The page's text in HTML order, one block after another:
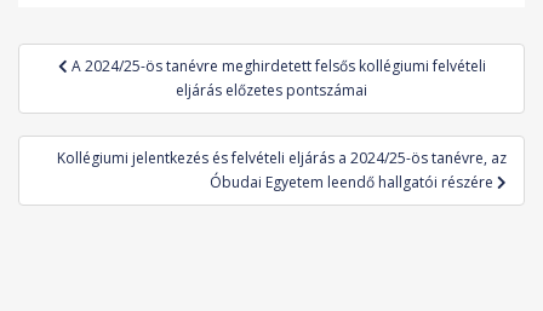
Bejegyzés
A 2024/25-ös tanévre meghirdetett felsős kollégiumi felvételi
eljárás előzetes pontszámai
Kollégiumi jelentkezés és felvételi eljárás a 2024/25-ös tanévre, az
Óbudai Egyetem leendő hallgatói részére